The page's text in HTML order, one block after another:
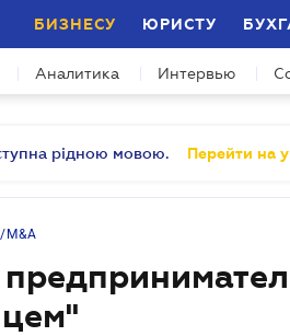
БИЗНЕСУ ЮРИСТУ
Аналитика Интервью
рідною мовою. Перейти на
M&A